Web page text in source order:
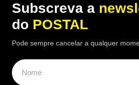
Subscreva a
do POSTAL
Pode sempre cancelar a qualquer